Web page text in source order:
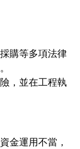
購等多項法律
，並在工程執
金運用不當，